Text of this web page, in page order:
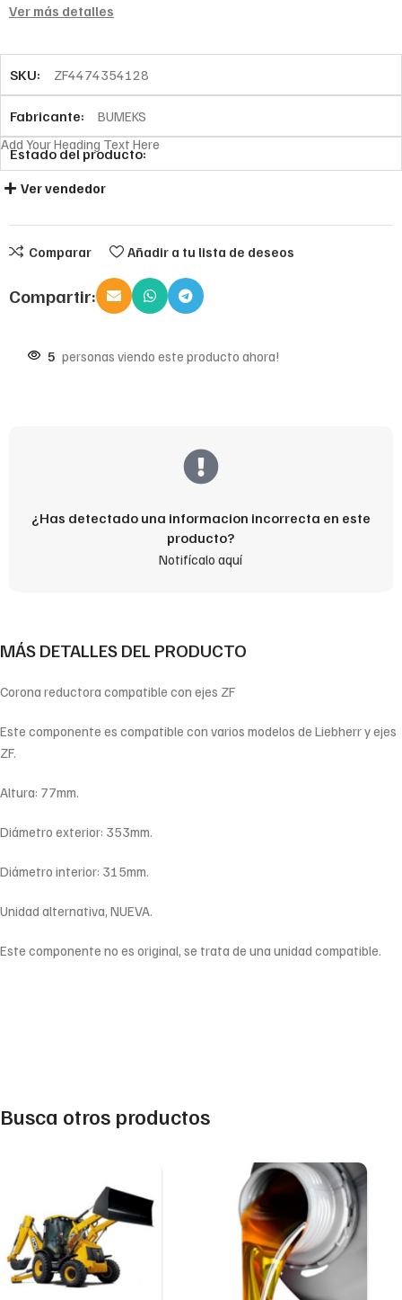
Ver más detalles
SKU: ZF4474354128
Fabricante: BUMEKS
Estado del producto:
Add Your Heading Text Here
Ver vendedor
Comparar Añadir a tu lista de deseos
Compartir:
5 personas viendo este producto ahora!
¿Has detectado una informacion incorrecta en este
producto?
Notifícalo aquí
MÁS DETALLES DEL PRODUCTO
Corona reductora compatible con ejes ZF
Este componente es compatible con varios modelos de Liebherr y ejes
ZF.
Altura: 77mm.
Diámetro exterior: 353mm.
Diámetro interior: 315mm.
Unidad alternativa, NUEVA.
Este componente no es original, se trata de una unidad compatible.
Busca otros productos